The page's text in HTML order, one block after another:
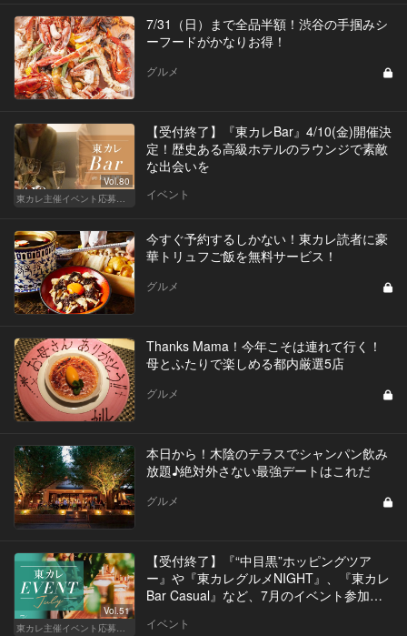
7/31（日）まで全品半額！渋谷の手掴みシ
ーフードがかなりお得！
グルメ
Vol.80
東カレ主催イベント応募詳細記事一覧
【受付終了】『東カレBar』4/10(金)開催決
定！歴史ある高級ホテルのラウンジで素敵
な出会いを
イベント
今すぐ予約するしかない！東カレ読者に豪
華トリュフご飯を無料サービス！
グルメ
Thanks Mama！今年こそは連れて行く！
母とふたりで楽しめる都内厳選5店
グルメ
本日から！木陰のテラスでシャンパン飲み
放題♪絶対外さない最強デートはこれだ
グルメ
Vol.51
東カレ主催イベント応募詳細記事一覧
【受付終了】『“中目黒”ホッピングツア
ー』や『東カレグルメNIGHT』、『東カレ
Bar Casual』など、7月のイベント参加者
イベント